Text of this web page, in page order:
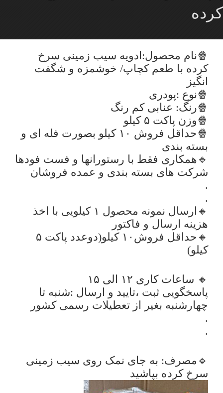
کرده
🍿نام محصول:ادویه سیب زمینی سرخ
کرده با طعم کچاپ/ خوشمزه و شگفت
انگیز
🍿نوع :پودری
🍿رنگ: عنابی کم رنگ
🍿وزن پاکت ۵ کیلو
🍿حداقل فروش ۱۰ کیلو بصورت فله ای و
بسته بندی
🔹همکاری فقط با رستورانها و فست فودها
شرکت های بسته بندی و عمده فروشان
.
.
🔸ارسال نمونه محصول ۱ کیلویی با اخذ
هزینه ارسال و فاکتور
🔸حداقل فروش۱۰ کیلو(دوعدد پاکت ۵
کیلو)
🔸 ساعات کاری ۱۲ الی ۱۵
پاسخگویی ثبت ،تایید و ارسال :شنبه تا
چهارشنبه بغیر از تعطیلات رسمی کشور
.
.
🔹مصرف: به جای نمک روی سیب زمینی
سرخ کرده بپاشید